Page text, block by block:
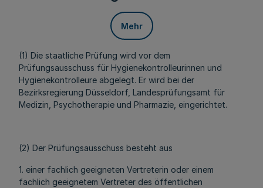
Mehr
(1) Die staatliche Prüfung wird vor dem
Prüfungsausschuss für Hygienekontrolleurinnen und
Hygienekontrolleure abgelegt. Er wird bei der
Bezirksregierung Düsseldorf, Landesprüfungsamt für
Medizin, Psychotherapie und Pharmazie, eingerichtet.
(2) Der Prüfungsausschuss besteht aus
1. einer fachlich geeigneten Vertreterin oder einem
fachlich geeignetem Vertreter des öffentlichen